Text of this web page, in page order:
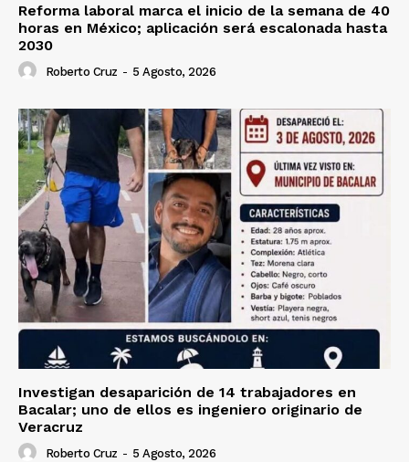
Reforma laboral marca el inicio de la semana de 40
horas en México; aplicación será escalonada hasta
2030
Roberto Cruz - 5 Agosto, 2026
Investigan desaparición de 14 trabajadores en
Bacalar; uno de ellos es ingeniero originario de
Veracruz
Roberto Cruz - 5 Agosto, 2026